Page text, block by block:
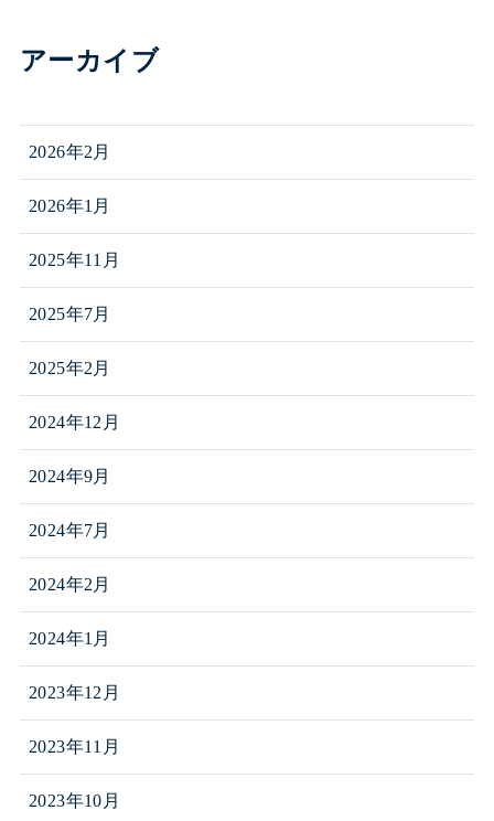
アーカイブ
2026年2月
2026年1月
2025年11月
2025年7月
2025年2月
2024年12月
2024年9月
2024年7月
2024年2月
2024年1月
2023年12月
2023年11月
2023年10月